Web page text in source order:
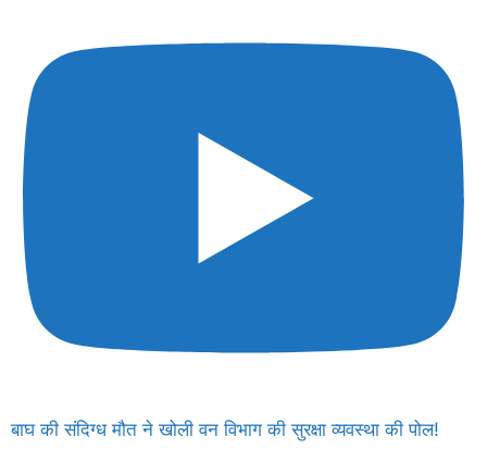
बाघ की संदिग्ध मौत ने खोली वन विभाग की सुरक्षा व्यवस्था की पोल!